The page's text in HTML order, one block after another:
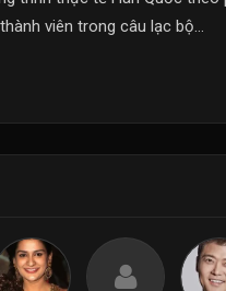
viên trong câu lạc bộ...